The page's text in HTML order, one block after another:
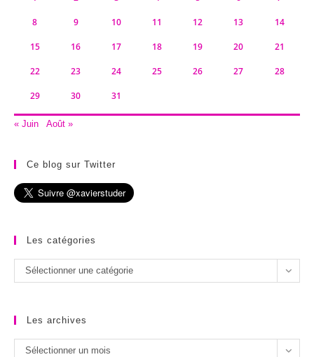
8 9 10 11 12 13 14
15 16 17 18 19 20 21
22 23 24 25 26 27 28
29 30 31
« Juin Août »
Ce blog sur Twitter
Les catégories
Les
catégories
Sélectionner une catégorie
Les archives
LesSélectionner un mois